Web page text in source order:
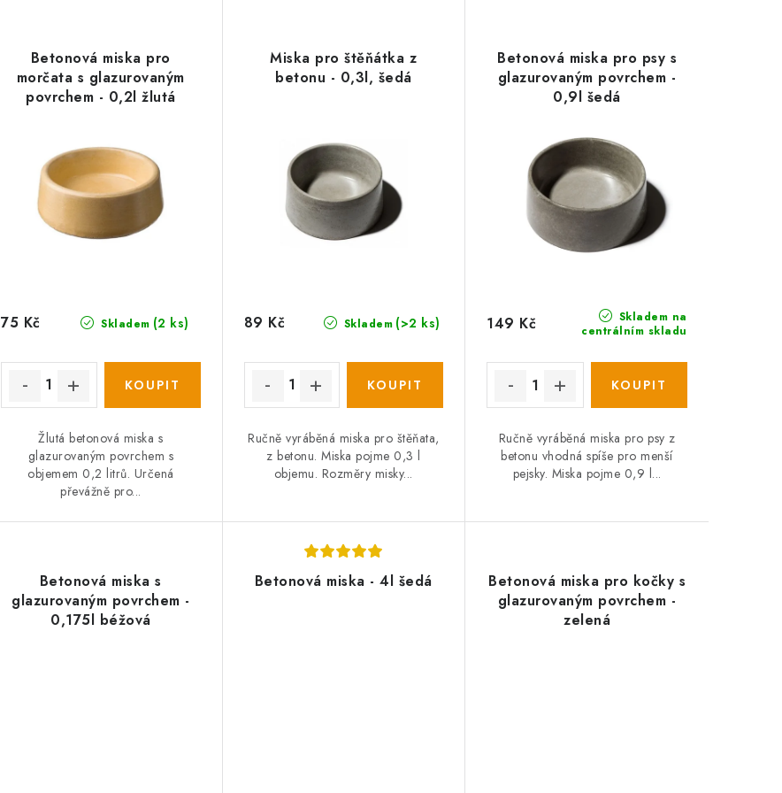
e
n
p
r
o
k
t
ů
Betonová miska pro
morčata s glazurovaným
povrchem - 0,2l žlutá
Skladem (2 ks)
75 Kč
Žlutá betonová miska s
glazurovaným povrchem s
objemem 0,2 litrů. Určená
převážně pro...
Miska pro štěňátka z
betonu - 0,3l, šedá
Skladem (>2 ks)
89 Kč
Ručně vyráběná miska pro štěňata,
z betonu. Miska pojme 0,3 l
objemu. Rozměry misky...
Betonová miska pro psy s
glazurovaným povrchem -
0,9l šedá
Skladem na
centrálním skladu
149 Kč
Ručně vyráběná miska pro psy z
betonu vhodná spíše pro menší
pejsky. Miska pojme 0,9 l...
Betonová miska s
glazurovaným povrchem -
0,175l béžová
Betonová miska - 4l šedá
Betonová miska pro kočky s
glazurovaným povrchem -
zelená